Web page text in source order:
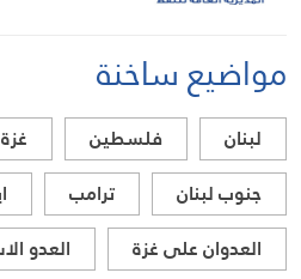
مواضيع ساخنة
لبنان فلسطين غزة
جنوب لبنان
ترامب
العدوان على غزة
العدو